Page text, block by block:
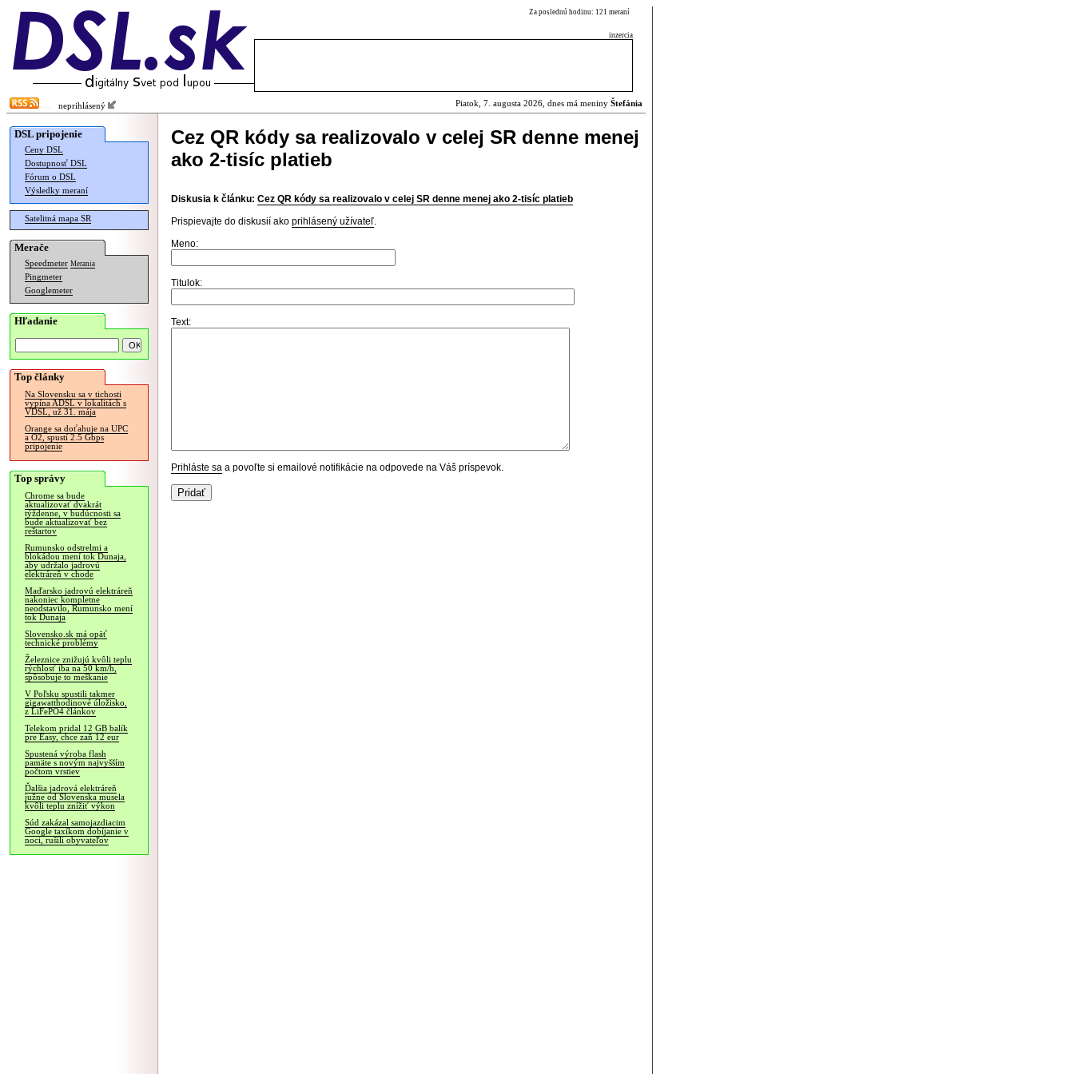
Za poslednú hodinu: 121 meraní
inzercia
neprihlásený Piatok, 7. augusta 2026, dnes má meniny Štefánia
DSL pripojenie
Ceny DSL
Dostupnosť DSL
Fórum o DSL
Výsledky meraní
Satelitná mapa SR
Merače
Speedmeter Merania
Pingmeter
Googlemeter
Hľadanie
Top články
Na Slovensku sa v tichosti
vypína ADSL v lokalitách s
VDSL, už 31. mája
Orange sa doťahuje na UPC
a O2, spustí 2.5 Gbps
pripojenie
Top správy
Chrome sa bude
aktualizovať dvakrát
týždenne, v budúcnosti sa
bude aktualizovať bez
reštartov
Rumunsko odstrelmi a
blokádou mení tok Dunaja,
aby udržalo jadrovú
elektráreň v chode
Maďarsko jadrovú elektráreň
nakoniec kompletne
neodstavilo, Rumunsko mení
tok Dunaja
Slovensko.sk má opäť
technické problémy
Železnice znižujú kvôli teplu
rýchlosť iba na 50 km/h,
spôsobuje to meškanie
V Poľsku spustili takmer
gigawatthodinové úložisko,
z LiFePO4 článkov
Telekom pridal 12 GB balík
pre Easy, chce zaň 12 eur
Spustená výroba flash
pamäte s novým najvyšším
počtom vrstiev
Ďalšia jadrová elektráreň
južne od Slovenska musela
kvôli teplu znížiť výkon
Súd zakázal samojazdiacim
Google taxíkom dobíjanie v
noci, rušili obyvateľov
Cez QR kódy sa realizovalo v celej SR denne menej
ako 2-tisíc platieb
Diskusia k článku: Cez QR kódy sa realizovalo v celej SR denne menej ako 2-tisíc platieb
Prispievajte do diskusií ako prihlásený užívateľ.
Meno:
Titulok:
Text:
Prihláste sa a povoľte si emailové notifikácie na odpovede na Váš príspevok.